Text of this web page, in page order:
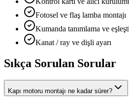
Fotosel ve flaş lamba montajı
Kumanda tanımlama ve
Kanat / ray ve dişli ayarı
Sıkça Sorulan Sorular
Kapı motoru montajı ne kadar sürer?